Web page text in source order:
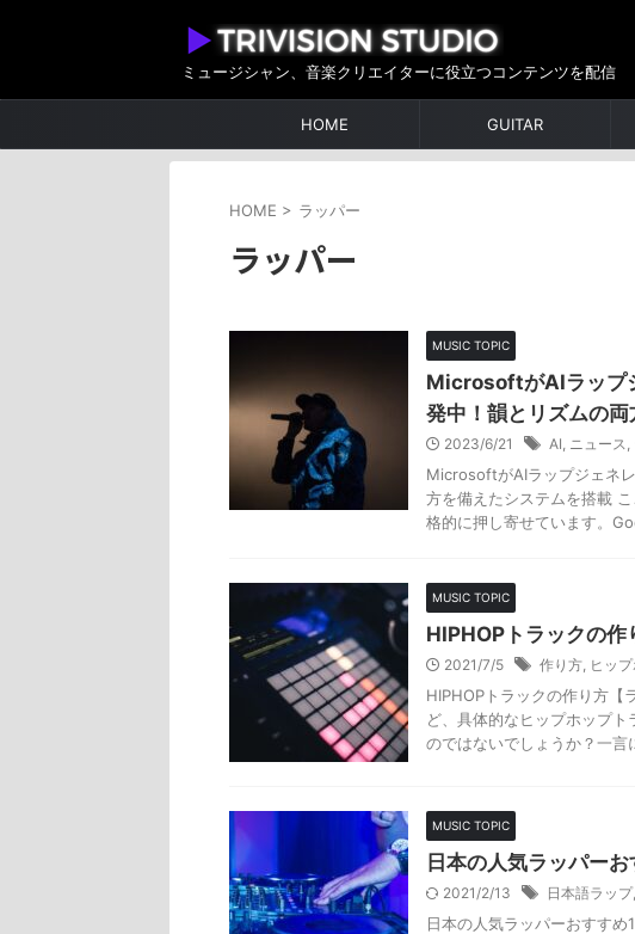
ミュージシャン、音楽クリエイターに役立つコンテンツを配信
HOME GUITAR
HOME > ラッパー
ラッパー
MUSIC TOPIC
MicrosoftがAIラップ
発中！韻とリズムの
2023/6/21 AI, ニュース,
MicrosoftがAIラップジェネ
方を備えたシステムを搭載
格的に押し寄せています。
MUSIC TOPIC
HIPHOPトラックの作
2021/7/5 作り方, ヒッ
HIPHOPトラックの作り方【
ど、具体的なヒップホップ
のではないでしょうか？一
MUSIC TOPIC
日本の人気ラッパー
2021/2/13 日本語ラップ,
日本の人気ラッパーおすす